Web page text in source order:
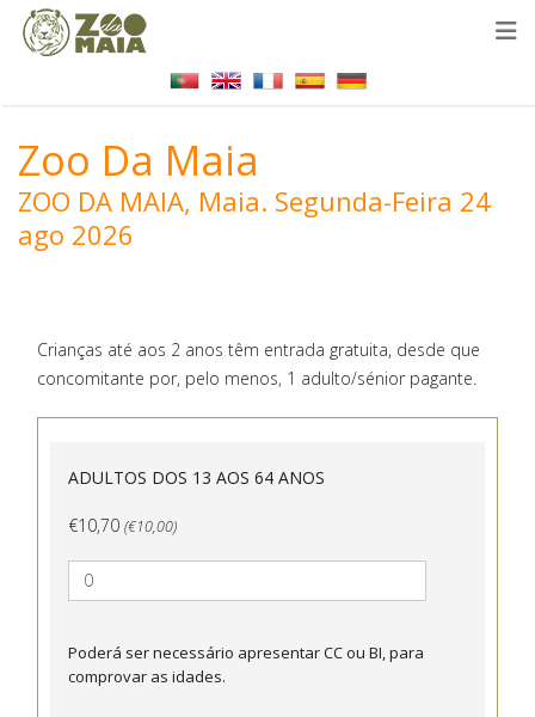
Zoo Da Maia
ZOO DA MAIA, Maia. Segunda-Feira 24
ago 2026
Crianças até aos 2 anos têm entrada gratuita, desde que
concomitante por, pelo menos, 1 adulto/sénior pagante.
ADULTOS DOS 13 AOS 64 ANOS
€10,70 (€10,00)
Poderá ser necessário apresentar CC ou BI, para
comprovar as idades.